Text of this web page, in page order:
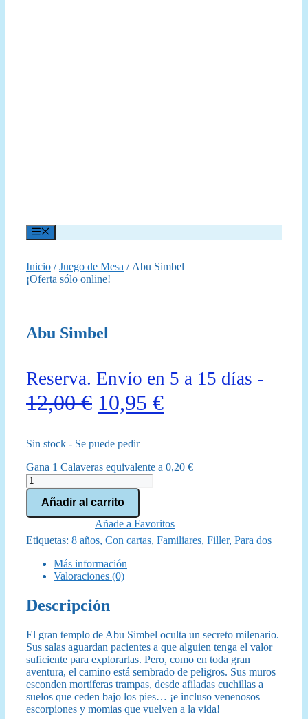
Menú
Inicio /Juego de Mesa / Abu Simbel
¡Oferta sólo online!
Abu Simbel
Reserva. Envío en 5 a 15 días -
12,00€ El
original
era:
12,00 €.
10,95 €El
es:
Sin stock - Se puede pedir
Gana 1 Calaveras equivalente a 0,20 €
Abu
Simbel
cantidad
Añadir al carrito
Añade a Favoritos
Etiquetas: 8 años, Con cartas, Familiares, Filler, Para dos
Más información
Valoraciones (0)
Descripción
El gran templo de Abu Simbel oculta un secreto milenario.
Sus salas aguardan pacientes a que alguien tenga el valor
suficiente para explorarlas. Pero, como en toda gran
aventura, el camino está sembrado de peligros. Sus muros
esconden mortíferas trampas, desde afiladas cuchillas a
suelos que ceden bajo los pies… ¡e incluso venenosos
escorpiones y momias que vuelven a la vida!